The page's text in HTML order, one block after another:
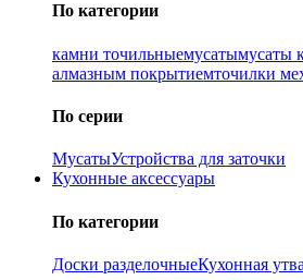
По категории
камни точильныемусатымусаты
алмазным покрытиемточилки
По серии
МусатыУстройства для заточки
Кухонные аксессуары
По категории
Доски разделочныеКухонная